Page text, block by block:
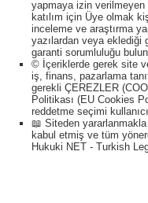
yapmaya izin
katılım için Üye olmak
inceleme ve araştırma
yazılardan veya eklediği
garanti sorumluluğu
© İçeriklerde gerek site
iş, finans, pazarlama
gerekli ÇEREZLER
Politikası (EU Cookies
reddetme seçimi
📖 Siteden yararlanmakla
kabul etmiş ve tüm
Hukuki NET - Turkish